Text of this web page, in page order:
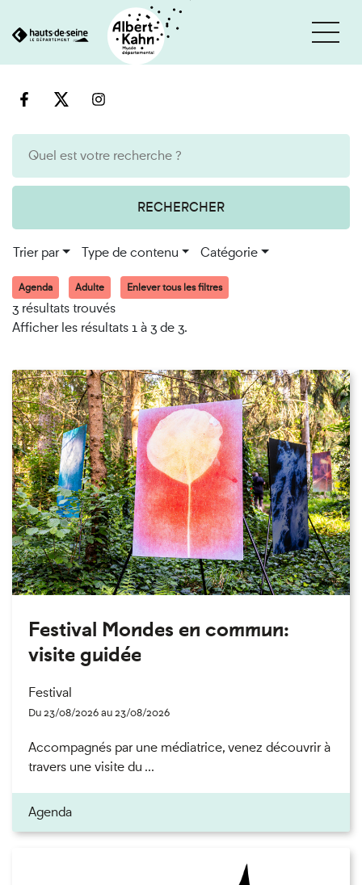
au
RECHERCHER
Trier par Type de contenu Catégorie
Agenda Adulte Enlever tous les filtres
3 résultats trouvés
Afficher les résultats 1 à 3 de 3.
Festival Mondes en commun:
visite guidée
Festival
Du 23/08/2026 au 23/08/2026
Accompagnés par une médiatrice, venez découvrir à
travers une visite du ...
Agenda
Cookies et traceurs utilisés sur ce site